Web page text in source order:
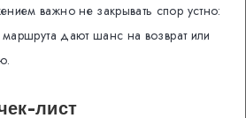
важно не закрывать спор устно:
дают шанс на возврат или
лист